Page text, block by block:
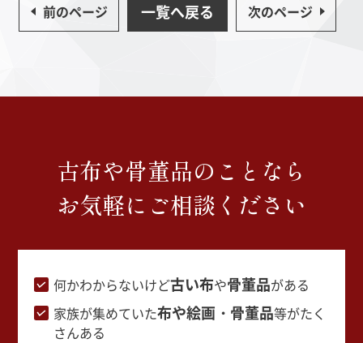
前のページ 一覧へ戻る 次のページ
古布や骨董品のことなら
お気軽にご相談ください
何かわからないけど古い布や骨董品がある
家族が集めていた布や絵画・骨董品等がたく
さんある